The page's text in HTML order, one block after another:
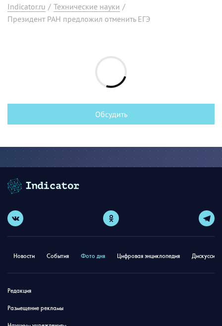
Indicator.ru / Технические науки /
Президент РАН предложил отменить ЕГЭ
Обсудить
Новости События Фото дня Цифровая энциклопедия
Редакция
Размещение рекламы